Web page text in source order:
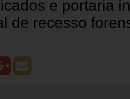
e portaria
de recesso